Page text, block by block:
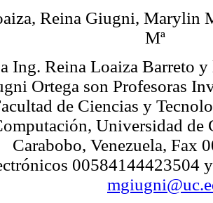
Reina Giugni, Marylin
Mª
Ing. Reina Loaiza Barreto
Ortega son Profesoras
de Ciencias y
Universidad de
Carabobo, Venezuela, Fax
00584144423504